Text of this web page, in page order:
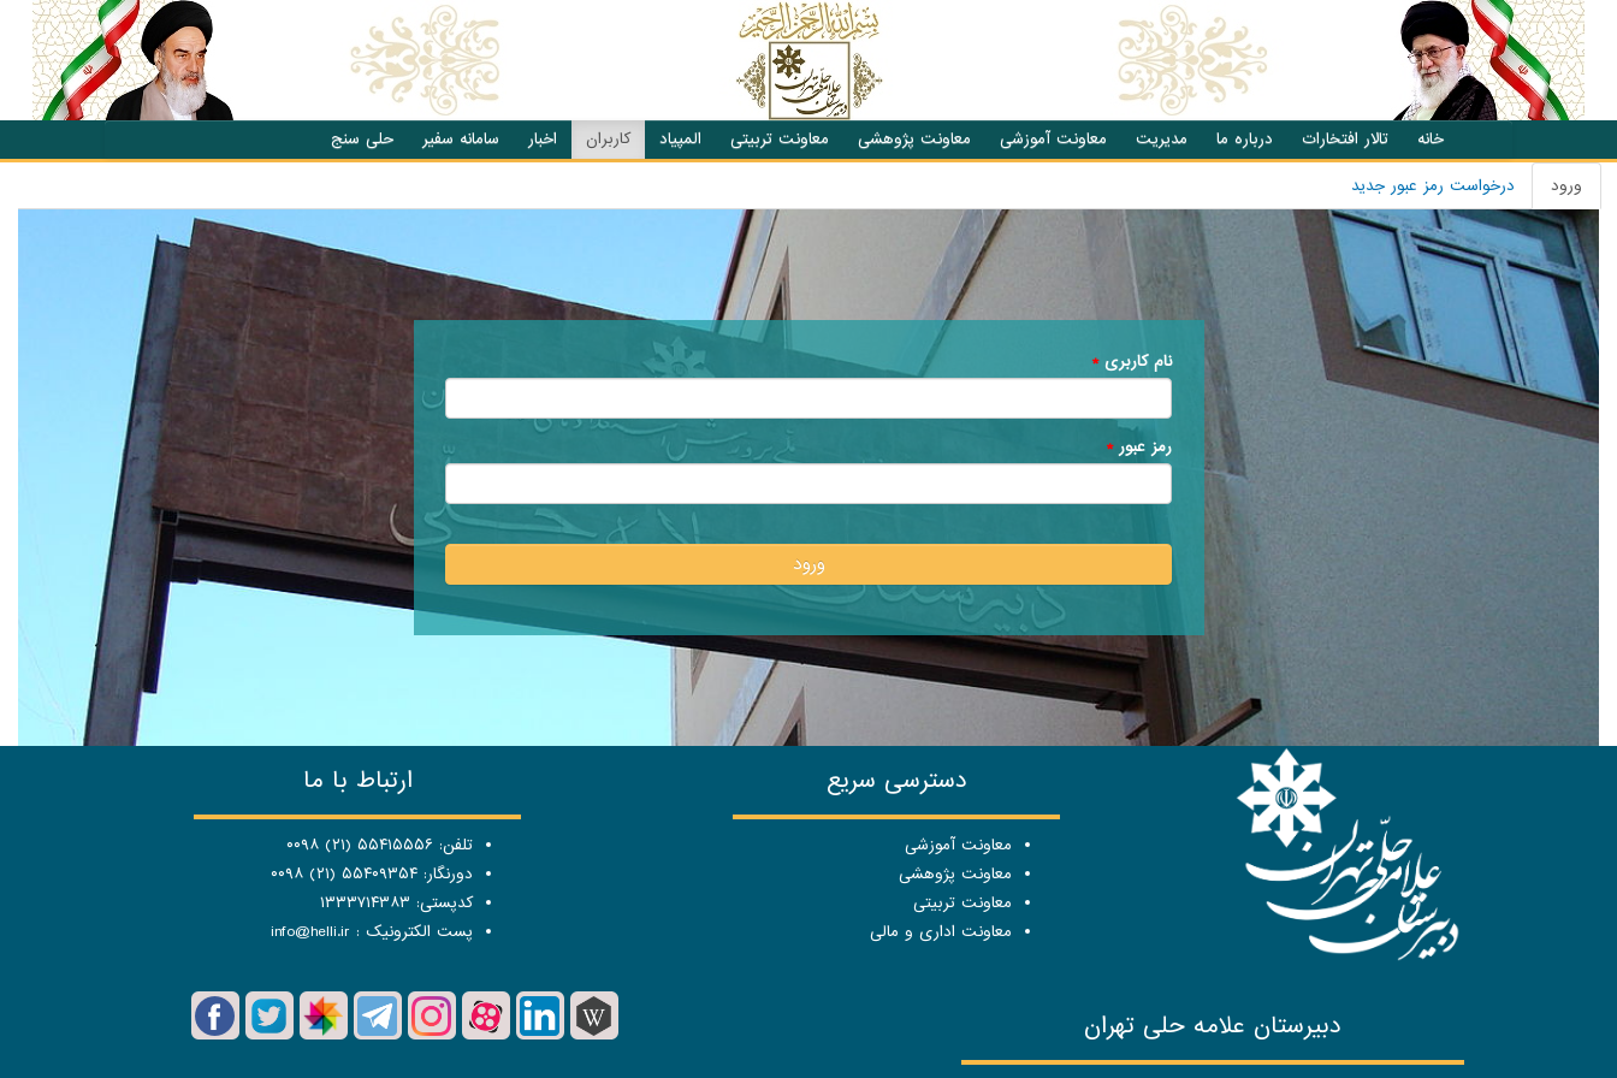
انتقال به محتوای اصلی
خانه تالار افتخارات درباره ما مدیریت معاونت آموزشی معاونت پژوهشی معاونت تربیتی المپیاد کاربران اخبار سامانه سفیر حلی سنج
تب های اصلی
ورود
فعال)
درخواست رمز عبور جدید
نام کاربری*
رمز عبور*
ورود
دسترسی سریع
معاونت آموزشی
معاونت پژوهشی
معاونت تربیتی
معاونت اداری و مالی
ارتباط با ما
تلفن: ۵۵۴۱۵۵۵۶ (۲۱) ۰۰۹۸
دورنگار: ۵۵۴۰۹۳۵۴ (۲۱) ۰۰۹۸
کدپستی: ۱۳۳۳۷۱۴۳۸۳
پست الکترونیک : info@helli.ir
دبیرستان علامه حلی تهران